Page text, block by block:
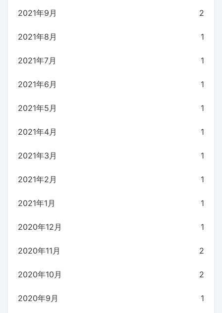
2021年9月 2
2021年8月 1
2021年7月 1
2021年6月 1
2021年5月 1
2021年4月 1
2021年3月 1
2021年2月 1
2021年1月 1
2020年12月 1
2020年11月 2
2020年10月 2
2020年9月 1